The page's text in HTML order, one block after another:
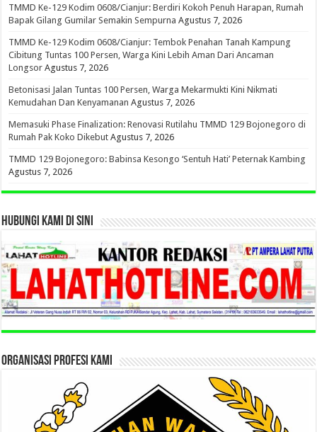
TMMD Ke-129 Kodim 0608/Cianjur: Berdiri Kokoh Penuh Harapan, Rumah
Bapak Gilang Gumilar Semakin Sempurna Agustus 7, 2026
TMMD Ke-129 Kodim 0608/Cianjur: Tembok Penahan Tanah Kampung
Cibitung Tuntas 100 Persen, Warga Kini Lebih Aman Dari Ancaman
Longsor Agustus 7, 2026
Betonisasi Jalan Tuntas 100 Persen, Warga Mekarmukti Kini Nikmati
Kemudahan Dan Kenyamanan Agustus 7, 2026
Memasuki Phase Finalization: Renovasi Rutilahu TMMD 129 Bojonegoro di
Rumah Pak Koko Dikebut Agustus 7, 2026
TMMD 129 Bojonegoro: Babinsa Kesongo ‘Sentuh Hati’ Peternak Kambing
Agustus 7, 2026
HUBUNGI KAMI DI SINI
ORGANISASI PROFESI KAMI